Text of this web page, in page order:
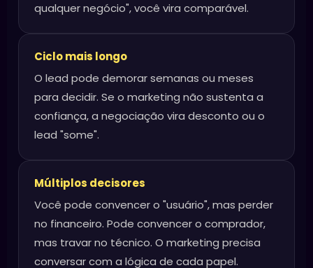
qualquer negócio", você vira comparável.
Ciclo mais longo
O lead pode demorar semanas ou meses
para decidir. Se o marketing não sustenta a
confiança, a negociação vira desconto ou o
lead "some".
Múltiplos decisores
Você pode convencer o "usuário", mas perder
no financeiro. Pode convencer o comprador,
mas travar no técnico. O marketing precisa
conversar com a lógica de cada papel.